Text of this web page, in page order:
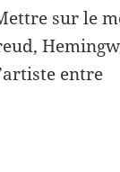
sur le
entre